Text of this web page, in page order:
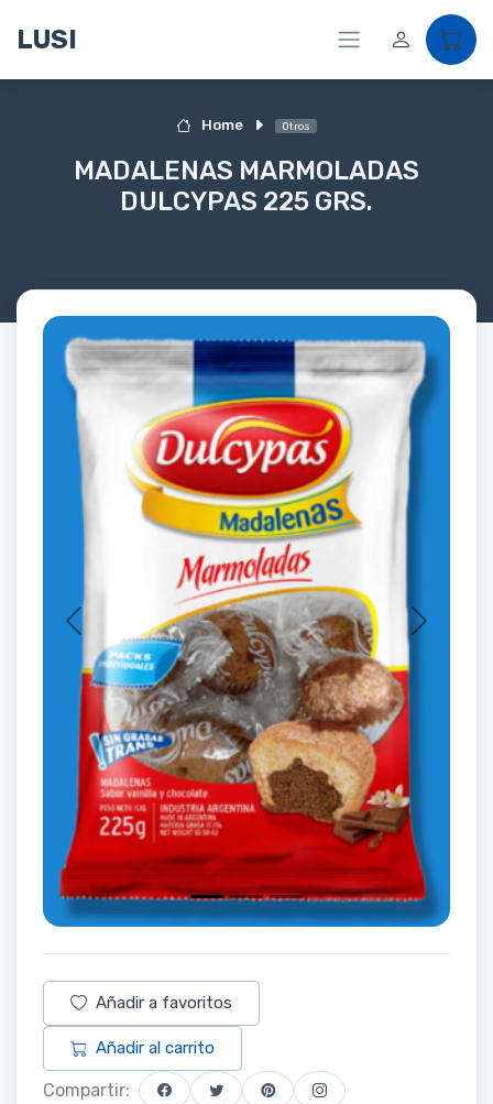
LUSI
Home Otros
MADALENAS MARMOLADAS
DULCYPAS 225 GRS.
Previous Next
Añadir a favoritos
Añadir al carrito
Compartir: